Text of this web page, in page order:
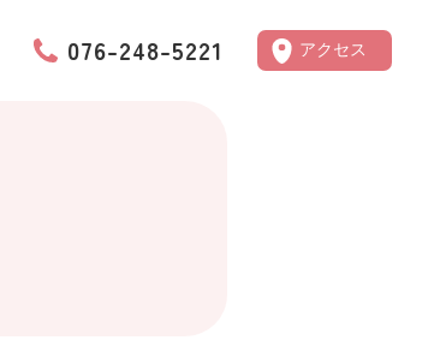
076-248-5221 アクセス